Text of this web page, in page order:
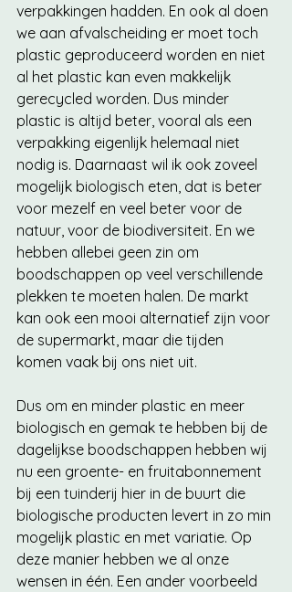
verpakkingen hadden. En ook al doen
we aan afvalscheiding er moet toch
plastic geproduceerd worden en niet
al het plastic kan even makkelijk
gerecycled worden. Dus minder
plastic is altijd beter, vooral als een
verpakking eigenlijk helemaal niet
nodig is. Daarnaast wil ik ook zoveel
mogelijk biologisch eten, dat is beter
voor mezelf en veel beter voor de
natuur, voor de biodiversiteit. En we
hebben allebei geen zin om
boodschappen op veel verschillende
plekken te moeten halen. De markt
kan ook een mooi alternatief zijn voor
de supermarkt, maar die tijden
komen vaak bij ons niet uit.
Dus om en minder plastic en meer
biologisch en gemak te hebben bij de
dagelijkse boodschappen hebben wij
nu een groente- en fruitabonnement
bij een tuinderij hier in de buurt die
biologische producten levert in zo min
mogelijk plastic en met variatie. Op
deze manier hebben we al onze
wensen in één. Een ander voorbeeld